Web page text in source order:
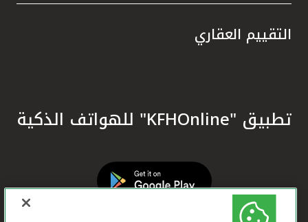
التقييم العقاري
تطبيق "KFHOnline" للهواتف الذكية